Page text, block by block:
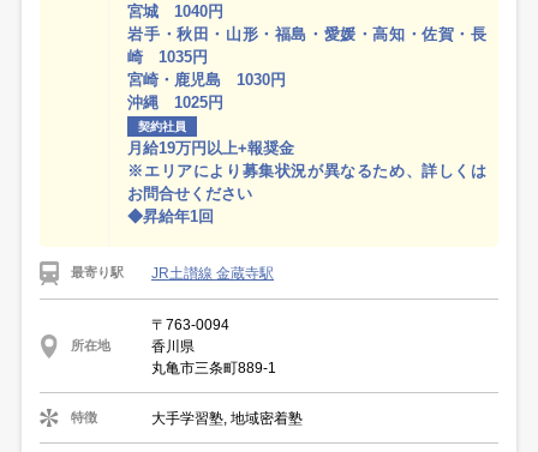
宮城 1040円
岩手・秋田・山形・福島・愛媛・高知・佐賀・長
崎 1035円
宮崎・鹿児島 1030円
沖縄 1025円
契約社員
月給19万円以上+報奨金
※エリアにより募集状況が異なるため、詳しくは
お問合せください
◆昇給年1回
最寄り駅 JR土讃線 金蔵寺駅
所在地
〒763-0094
香川県
丸亀市三条町889-1
特徴 大手学習塾, 地域密着塾